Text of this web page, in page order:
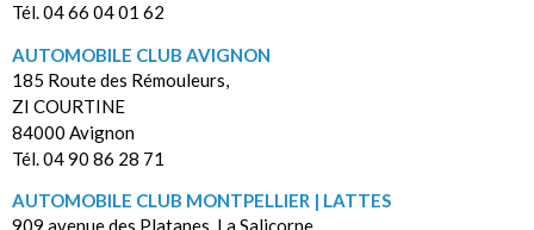
Tél. 04 66 04 01 62
AUTOMOBILE CLUB AVIGNON
185 Route des Rémouleurs,
ZI COURTINE
84000 Avignon
Tél. 04 90 86 28 71
AUTOMOBILE CLUB MONTPELLIER | LATTES
909 avenue des Platanes, La Salicorne,